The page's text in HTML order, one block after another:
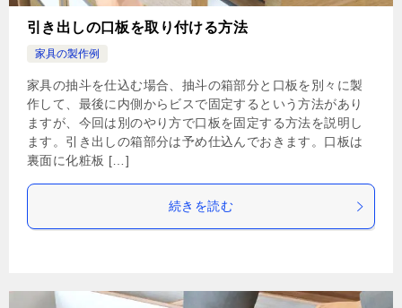
引き出しの口板を取り付ける方法
家具の製作例
家具の抽斗を仕込む場合、抽斗の箱部分と口板を別々に製
作して、最後に内側からビスで固定するという方法があり
ますが、今回は別のやり方で口板を固定する方法を説明し
ます。引き出しの箱部分は予め仕込んでおきます。口板は
裏面に化粧板 […]
続きを読む